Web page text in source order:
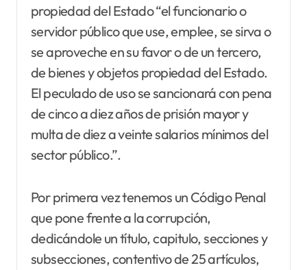
propiedad del Estado “el funcionario o
servidor público que use, emplee, se sirva o
se aproveche en su favor o de un tercero,
de bienes y objetos propiedad del Estado.
El peculado de uso se sancionará con pena
de cinco a diez años de prisión mayor y
multa de diez a veinte salarios mínimos del
sector público.”.
Por primera vez tenemos un Código Penal
que pone frente a la corrupción,
dedicándole un título, capitulo, secciones y
subsecciones, contentivo de 25 artículos,